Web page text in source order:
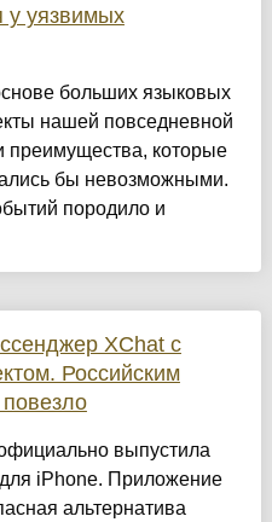
у уязвимых
больших языковых
нашей повседневной
преимущества, которые
бы невозможными.
породило и
XChat с
Российским
выпустила
iPhone. Приложение
альтернатива